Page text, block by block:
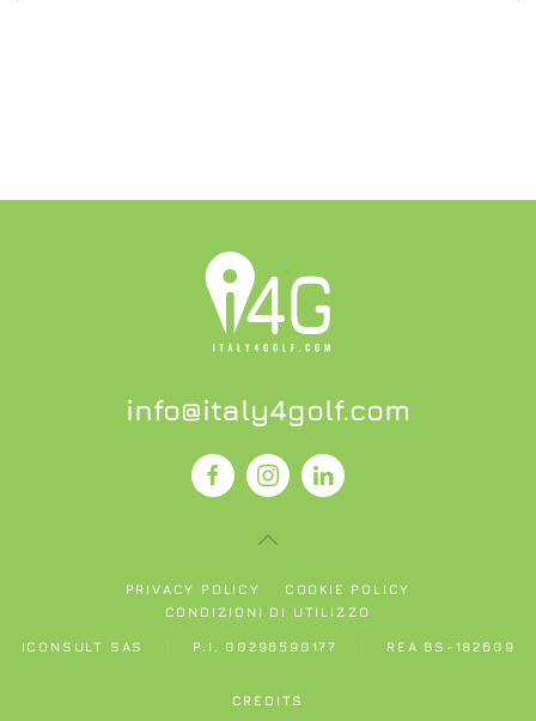
info@italy4golf.com
PRIVACY POLICY
COOKIE POLICY
CONDIZIONI DI UTILIZZO
ICONSULT SAS P.I. 00296590177 REA BS-182609
CREDITS